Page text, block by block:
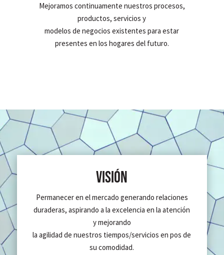
Mejoramos continuamente nuestros procesos,
productos, servicios y
modelos de negocios existentes para estar
presentes en los hogares del futuro.
VISIÓN
Permanecer en el mercado generando relaciones
duraderas, aspirando a la excelencia en la atención
y mejorando
la agilidad de nuestros tiempos/servicios en pos de
su comodidad.